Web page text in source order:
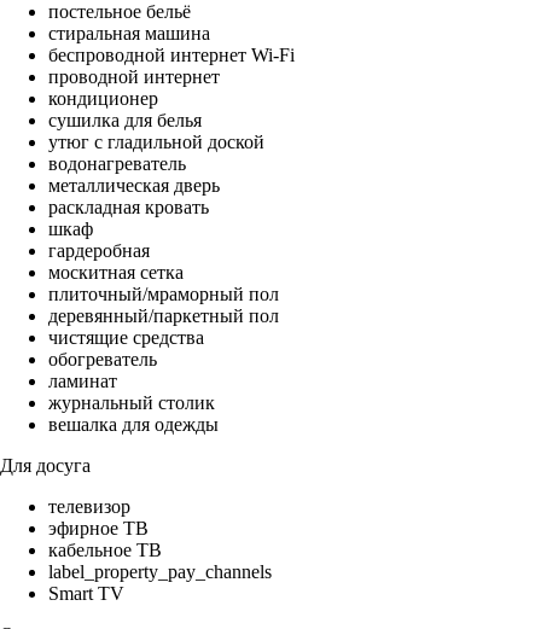
постельное бельё
стиральная машина
беспроводной интернет Wi-Fi
проводной интернет
кондиционер
сушилка для белья
утюг с гладильной доской
водонагреватель
металлическая дверь
раскладная кровать
шкаф
гардеробная
москитная сетка
плиточный/мраморный пол
деревянный/паркетный пол
чистящие средства
обогреватель
ламинат
журнальный столик
вешалка для одежды
Для досуга
телевизор
эфирное ТВ
кабельное ТВ
label_property_pay_channels
Smart TV